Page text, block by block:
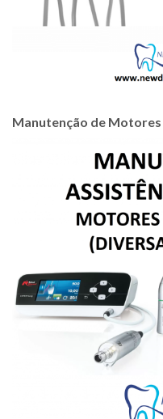
Manutenção de